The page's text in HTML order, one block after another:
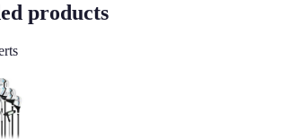
products